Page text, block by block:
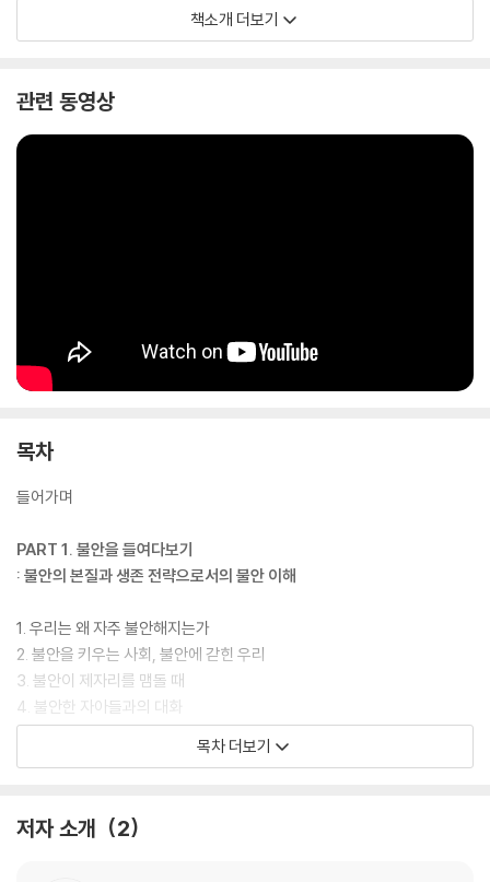
계적으로 풀어낸다. 감각 전환, 호기심 훈련, 안식처 만들기, 친절한 내면
대화 등 불안이 몰려올 때 바로 적용할 수 있는 19가지 실전 연습을 통해,
다.
이 책은 불안이 일상이 된 시대에, 자신과 타인 그리고 세상과의 관계를 새
책소개 더보기
관련 동영상
목차
들어가며
PART 1. 불안을 들여다보기
: 불안의 본질과 생존 전략으로서의 불안 이해
1. 우리는 왜 자주 불안해지는가
2. 불안을 키우는 사회, 불안에 갇힌 우리
3. 불안이 제자리를 맴돌 때
4. 불안한 자아들과의 대화
PART 2. 창의적인 태도 기르기
5. 내 안의 창의성을 깨우는 방법
목차 더보기
저자 소개 2